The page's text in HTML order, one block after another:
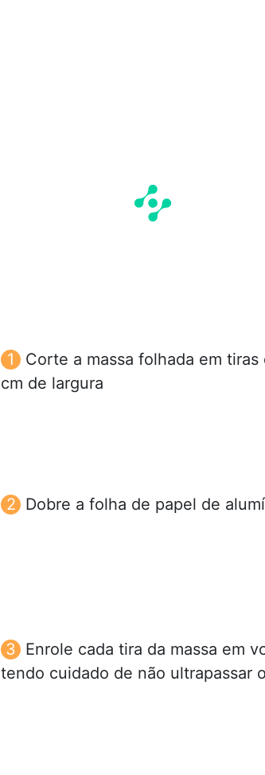
Corte a massa folhada em
cm de largura
Dobre a folha de papel de
Enrole cada tira da massa em
tendo cuidado de não ultrapassar